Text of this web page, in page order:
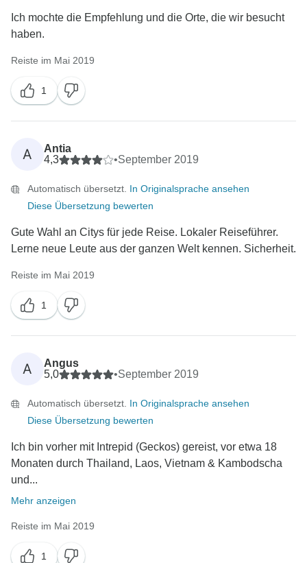
Ich mochte die Empfehlung und die Orte, die wir besucht
haben.
Reiste im Mai 2019
1
A
Antia
4,3
•September 2019
Automatisch übersetzt. In Originalsprache ansehen
Diese Übersetzung bewerten
Gute Wahl an Citys für jede Reise. Lokaler Reiseführer.
Lerne neue Leute aus der ganzen Welt kennen. Sicherheit.
Reiste im Mai 2019
1
A
Angus
5,0
•September 2019
Automatisch übersetzt. In Originalsprache ansehen
Diese Übersetzung bewerten
Ich bin vorher mit Intrepid (Geckos) gereist, vor etwa 18
Monaten durch Thailand, Laos, Vietnam & Kambodscha
und...
Mehr anzeigen
Reiste im Mai 2019
1